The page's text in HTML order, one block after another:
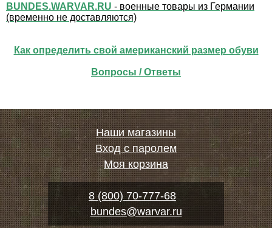
BUNDES.WARVAR.RU - военные товары из Германии
(временно не доставляются)
Как определить свой американский размер обуви
Вопросы / Ответы
Наши магазины
Вход с паролем
Моя корзина
8 (800) 70-777-68
bundes@warvar.ru